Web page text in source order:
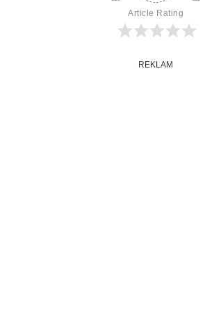
Article Rating
REKLAM